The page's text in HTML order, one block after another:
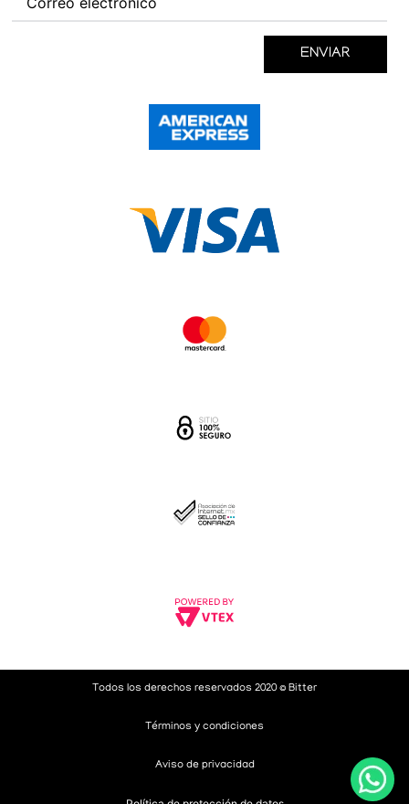
ENVIAR
Todos los derechos reservados 2020 © Bitter
Términos y condiciones
Aviso de privacidad